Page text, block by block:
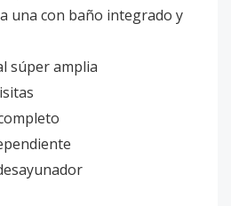
una con baño integrado y
súper amplia